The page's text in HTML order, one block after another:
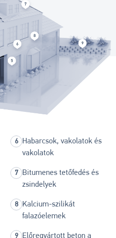
Habarcsok, vakolatok és
vakolatok
Bitumenes tetőfedés és
zsindelyek
Kalcium-szilikát
falazóelemek
Előregyártott beton a